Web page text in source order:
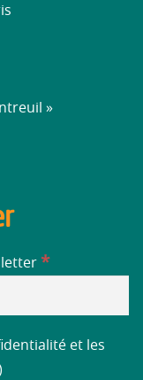
»
*
et les
)